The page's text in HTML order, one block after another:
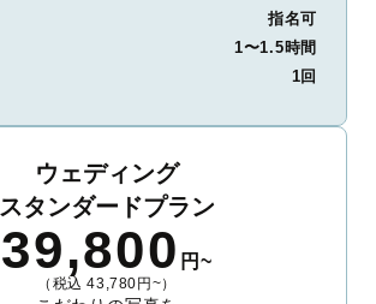
指名可
1〜1.5時間
1回
ウェディング
スタンダードプラン
39,800 円~
（税込 43,780円~）